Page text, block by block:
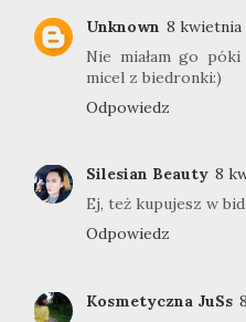
Unknown 8 kwietnia
Nie miałam go
micel z biedronki:)
Odpowiedz
Silesian Beauty 8
Ej, też kupujesz w
Odpowiedz
Kosmetyczna JuSs